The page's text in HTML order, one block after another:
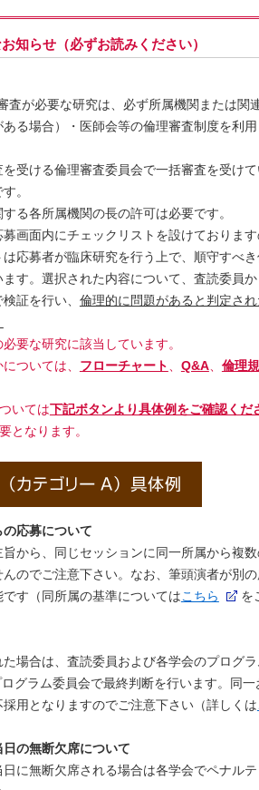
知らせ （必ずお読みください）
査が必要な研究は、必ず所属機関または関
る場合）・医師会等の倫理審査制度を利
受ける倫理審査委員会で一括審査を受けて
。
る各所属機関の長の許可は必要です。
画面内にチェックリストを設けておりま
応募者が臨床研究を行う上で、順守すべ
す。選択された内容について、査読委員
証を行い、 倫理的に問題があると判定さ
要な研究に該当しています。
ついては、 フローチャート Q&A、 倫理
いては下記ボタンより具体例をご確認くだ
となります。
応募について
から、同じセッションに同一所属から複
のでご注意下さい。なお、筆頭演者が別
す（同所属の基準についてはこちら
を
場合は、査読委員および各学会のプログ
グラム委員会で最終判断を行います。同一
用となりますのでご注意下さい（詳しくは
の無断欠席について
に無断欠席される場合は各学会でペナルテ